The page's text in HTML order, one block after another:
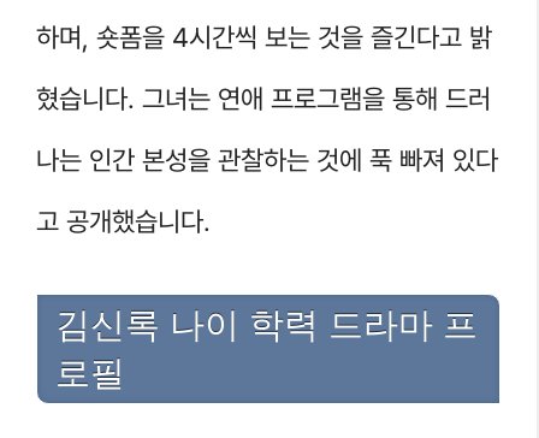
하며, 숏폼을 4시간씩 보는 것을 즐긴다고 밝
혔습니다. 그녀는 연애 프로그램을 통해 드러
나는 인간 본성을 관찰하는 것에 푹 빠져 있다
고 공개했습니다.
김신록 나이 학력 드라마 프
로필